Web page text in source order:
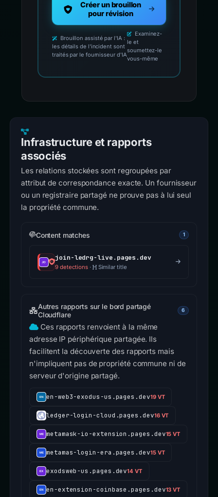
Créer un brouillon
pour révision
Brouillon assisté par l'IA :
les détails de l'incident sont
traités par le fournisseur d'IA
Examinez-
le et
soumettez-le
vous-même
Infrastructure et rapports
associés
Les relations stockées sont regroupées par
attribut de correspondance exacte. Un fournisseur
ou un registraire partagé ne prouve pas à lui seul
la propriété commune.
Content matches 1
join-ledrg-live.pages.dev
9 detections · Similar title
Autres rapports sur le bord partagé
Cloudflare
6
Ces rapports renvoient à la même
adresse IP périphérique partagée. Ils
facilitent la découverte des rapports mais
n'impliquent pas de propriété commune ni de
serveur d'origine partagé.
en-web3-exodus-us.pages.dev19 VT
ledger-login-cloud.pages.dev16 VT
metamask-io-extension.pages.dev15 VT
metamas-login-era.pages.dev15 VT
exodsweb-us.pages.dev14 VT
en-extension-coinbase.pages.dev13 VT